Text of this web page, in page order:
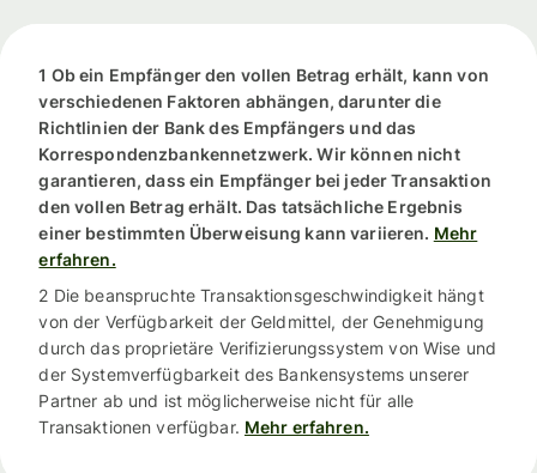
1 Ob ein Empfänger den vollen Betrag erhält, kann von
verschiedenen Faktoren abhängen, darunter die
Richtlinien der Bank des Empfängers und das
Korrespondenzbankennetzwerk. Wir können nicht
garantieren, dass ein Empfänger bei jeder Transaktion
den vollen Betrag erhält. Das tatsächliche Ergebnis
einer bestimmten Überweisung kann variieren. Mehr
erfahren.
2 Die beanspruchte Transaktionsgeschwindigkeit hängt
von der Verfügbarkeit der Geldmittel, der Genehmigung
durch das proprietäre Verifizierungssystem von Wise und
der Systemverfügbarkeit des Bankensystems unserer
Partner ab und ist möglicherweise nicht für alle
Transaktionen verfügbar. Mehr erfahren.